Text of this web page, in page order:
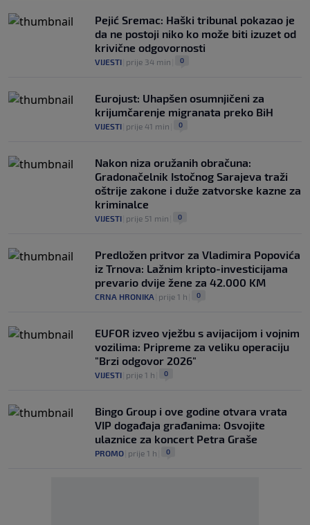
Pejić Sremac: Haški tribunal pokazao je
da ne postoji niko ko može biti izuzet od
krivične odgovornosti
VIJESTI prije 34 min 0
Eurojust: Uhapšen osumnjičeni za
krijumčarenje migranata preko BiH
VIJESTI prije 41 min 0
Nakon niza oružanih obračuna:
Gradonačelnik Istočnog Sarajeva traži
oštrije zakone i duže zatvorske kazne za
kriminalce
VIJESTI prije 51 min 0
Predložen pritvor za Vladimira Popovića
iz Trnova: Lažnim kripto-investicijama
prevario dvije žene za 42.000 KM
CRNA HRONIKA prije 1 h 0
EUFOR izveo vježbu s avijacijom i vojnim
vozilima: Pripreme za veliku operaciju
"Brzi odgovor 2026"
VIJESTI prije 1 h 0
Bingo Group i ove godine otvara vrata
VIP događaja građanima: Osvojite
ulaznice za koncert Petra Graše
PROMO prije 1 h 0